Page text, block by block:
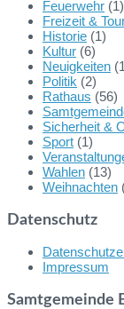
Feuerwehr (1)
Freizeit &
Historie (1)
Kultur (6)
Neuigkeiten
Politik (2)
Rathaus (56)
Sicherheit &
Sport (1)
Wahlen (13)
Weihnachten
Datenschutz
Impressum
Samtgemeinde